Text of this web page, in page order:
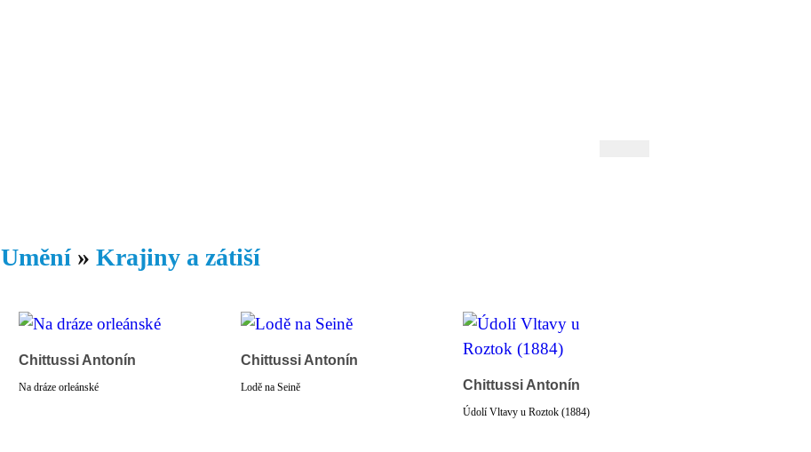
Umění » Krajiny a zátiší
Chittussi Antonín
Na dráze orleánské
Chittussi Antonín
Lodě na Seině Chittussi Antonín
Údolí Vltavy u Roztok (1884)